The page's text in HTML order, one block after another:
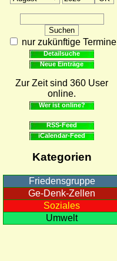
nur zukünftige Termine
Detailsuche
Neue Einträge
Zur Zeit sind 360 User
online.
Wer ist online?
RSS-Feed
iCalendar-Feed
Kategorien
Friedensgruppe
Ge-Denk-Zellen
Soziales
Umwelt